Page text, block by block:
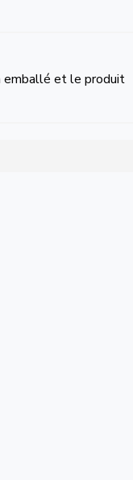
emballé et le produit